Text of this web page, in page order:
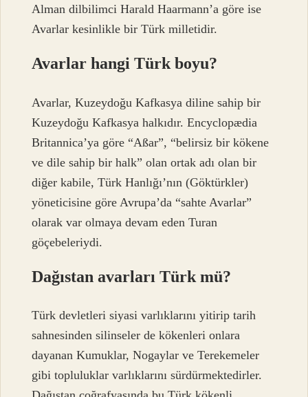
Alman dilbilimci Harald Haarmann’a göre ise
Avarlar kesinlikle bir Türk milletidir.
Avarlar hangi Türk boyu?
Avarlar, Kuzeydoğu Kafkasya diline sahip bir
Kuzeydoğu Kafkasya halkıdır. Encyclopædia
Britannica’ya göre “Aßar”, “belirsiz bir kökene
ve dile sahip bir halk” olan ortak adı olan bir
diğer kabile, Türk Hanlığı’nın (Göktürkler)
yöneticisine göre Avrupa’da “sahte Avarlar”
olarak var olmaya devam eden Turan
göçebeleriydi.
Dağıstan avarları Türk mü?
Türk devletleri siyasi varlıklarını yitirip tarih
sahnesinden silinseler de kökenleri onlara
dayanan Kumuklar, Nogaylar ve Terekemeler
gibi topluluklar varlıklarını sürdürmektedirler.